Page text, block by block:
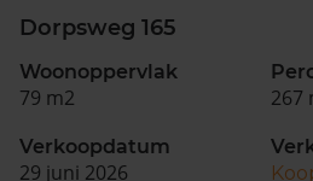
Dorpsweg 165
Woonoppervlak
79 m2 267
Verkoopdatum
29 juni 2026